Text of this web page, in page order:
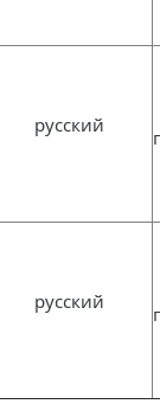
русский
русский